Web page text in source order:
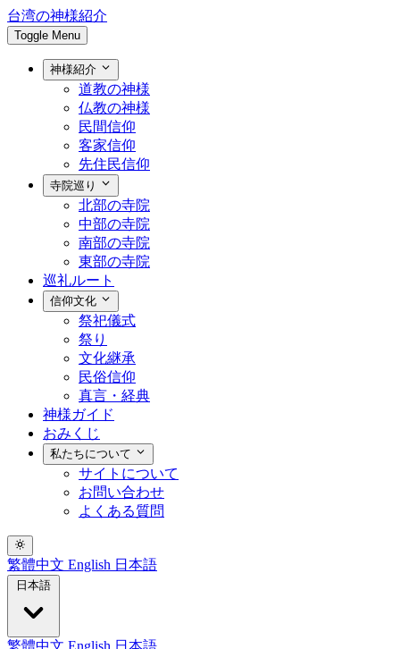
台湾の神様紹介
Toggle Menu
神様紹介
道教の神様
仏教の神様
民間信仰
客家信仰
先住民信仰
寺院巡り
北部の寺院
中部の寺院
南部の寺院
東部の寺院
巡礼ルート
信仰文化
祭祀儀式
祭り
文化継承
民俗信仰
真言・経典
神様ガイド
おみくじ
私たちについて
サイトについて
お問い合わせ
よくある質問
繁體中文 English 日本語
日本語
繁體中文 English 日本語